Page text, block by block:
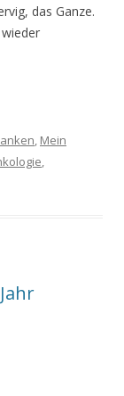
das Ganze.
, Mein
,